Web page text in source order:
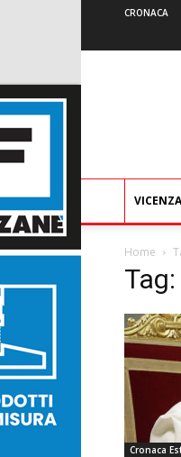
CRONACA
VICENZA
Home
Cronaca